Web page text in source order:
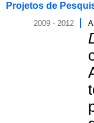
Projetos de
2009 - 2012